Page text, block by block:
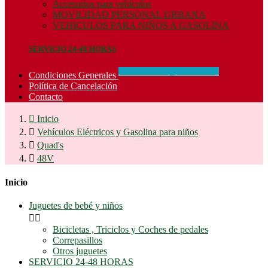
Accesorios para vehículos
MOVILIDAD PERSONAL URBANA
VEHICULOS PARA NIÑOS A GASOLINA
SERVICIO 24-48 HORAS
Condiciones Generales
Política de Cancelación
Contacto
 Inicio
 Vehículos Eléctricos y Gasolina para niños
 Quad's
 48V
Inicio
Juguetes de bebé y niños
 
Bicicletas , Triciclos y Coches de pedales
Correpasillos
Otros juguetes
SERVICIO 24-48 HORAS